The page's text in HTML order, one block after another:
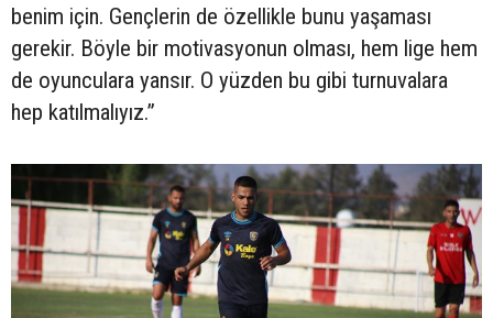
benim için. Gençlerin de özellikle bunu yaşaması
gerekir. Böyle bir motivasyonun olması, hem lige hem
de oyunculara yansır. O yüzden bu gibi turnuvalara
hep katılmalıyız.”